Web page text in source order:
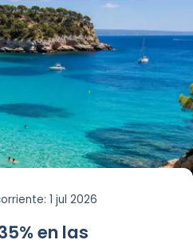
: 1 jul 2026
en las